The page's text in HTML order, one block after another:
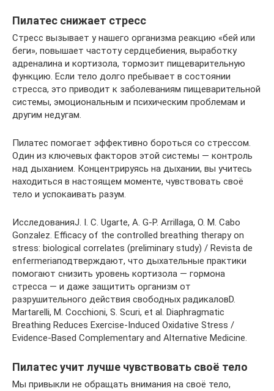
Пилатес снижает стресс
Стресс вызывает у нашего организма реакцию «бей или
беги», повышает частоту сердцебиения, выработку
адреналина и кортизола, тормозит пищеварительную
функцию. Если тело долго пребывает в состоянии
стресса, это приводит к заболеваниям пищеварительной
системы, эмоциональным и психическим проблемам и
другим недугам.
Пилатес помогает эффективно бороться со стрессом.
Один из ключевых факторов этой системы — контроль
над дыханием. Концентрируясь на дыхании, вы учитесь
находиться в настоящем моменте, чувствовать своё
тело и успокаивать разум.
ИсследованияJ. I. C. Ugarte, A. G-P. Arrillaga, O. M. Cabo
Gonzalez. Efficacy of the controlled breathing therapy on
stress: biological correlates (preliminary study) / Revista de
enfermeriaподтверждают, что дыхательные практики
помогают снизить уровень кортизола — гормона
стресса — и даже защитить организм от
разрушительного действия свободных радикаловD.
Martarelli, M. Cocchioni, S. Scuri, et al. Diaphragmatic
Breathing Reduces Exercise-Induced Oxidative Stress /
Evidence-Based Complementary and Alternative Medicine.
Пилатес учит лучше чувствовать своё тело
Мы привыкли не обращать внимания на своё тело,